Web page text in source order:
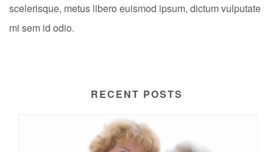
scelerisque, metus libero euismod ipsum, dictum vulputate
mi sem id odio.
RECENT POSTS